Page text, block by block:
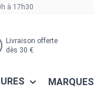
à 17h30
Livraison offerte
dès 30 €
MARQUES